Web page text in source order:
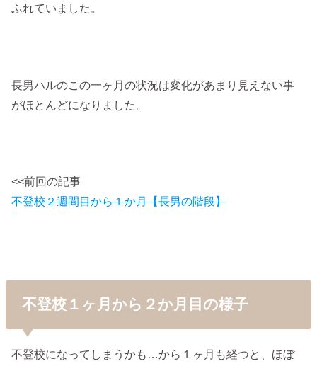
ふれていました。
長男ハルのこの一ヶ月の状況は変化があまり見えない事
がほとんどになりました。
<<前回の記事
不登校２週間目から１か月【長男の階段】
不登校１ヶ月から２か月目の様子
不登校になってしまうかも…から１ヶ月も経つと、ほぼ